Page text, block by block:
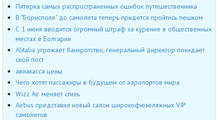
Пятерка самых распространенных ошибок путешественника
В "Борисполе" до самолета теперь придется пройтись пешком
С 1 июня вводится огромный штраф за курение в общественных
местах в Болгарии
Alitalia угрожает банкротство, генеральный директор покидает
свой пост
авиакасса цены
Чего хотят пассажиры в будущем от аэропортов мира
Wizz Air меняет стиль
Airbus представил новый салон широкофюзеляжных VIP
самолетов